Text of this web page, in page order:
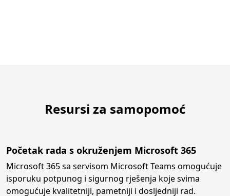
Resursi za samopomoć
Početak rada s okruženjem Microsoft 365
Microsoft 365 sa servisom Microsoft Teams omogućuje
isporuku potpunog i sigurnog rješenja koje svima
omogućuje kvalitetniji, pametniji i dosljedniji rad.